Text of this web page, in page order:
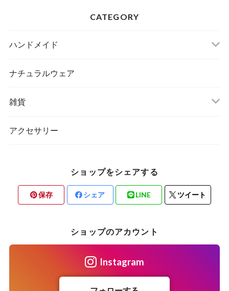
CATEGORY
ハンドメイド
ナチュラルウェア
雑貨
アクセサリー
ショップをシェアする
保存 シェア LINE ツイート
ショップのアカウント
Instagram